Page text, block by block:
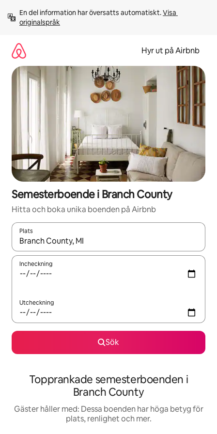
innehåll
En del information har översatts automatiskt. Visa
originalspråk
Hyr ut på Airbnb
Semesterboende i Branch County
Hitta och boka unika boenden på Airbnb
Plats
När resultaten är tillgängliga kan du navigera med upp- och
Incheckning
Utcheckning
Sök
Topprankade semesterboenden i
Branch County
Gäster håller med: Dessa boenden har höga betyg för
plats, renlighet och mer.